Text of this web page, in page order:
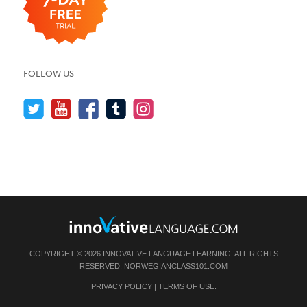
FOLLOW US
COPYRIGHT © 2026 INNOVATIVE LANGUAGE LEARNING. ALL RIGHTS
RESERVED. NORWEGIANCLASS101.COM
PRIVACY POLICY| TERMS OF USE.